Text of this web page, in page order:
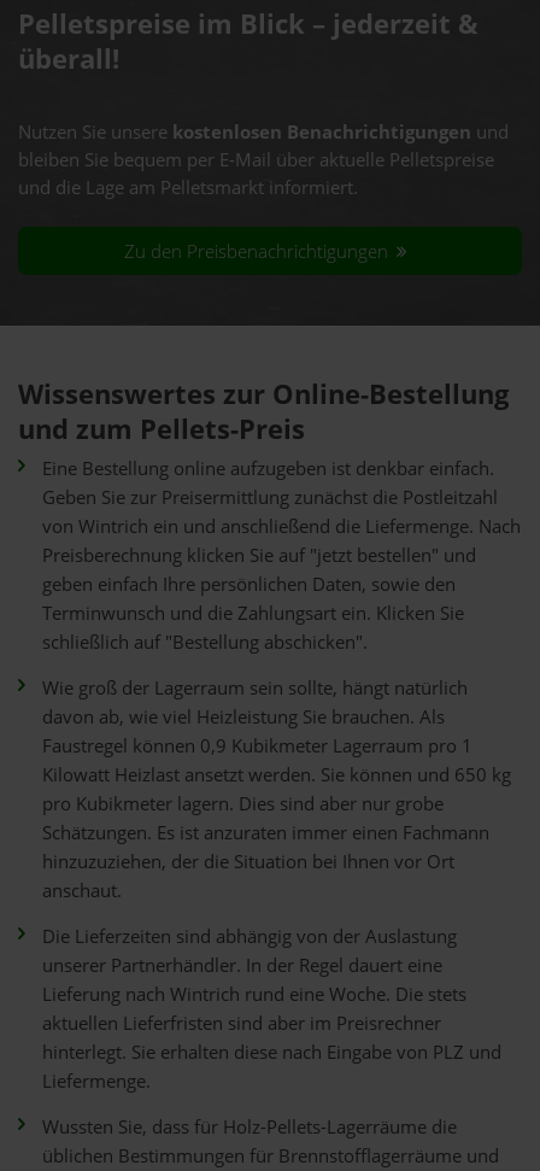
Pelletspreise im Blick – jederzeit &
überall!
Nutzen Sie unsere kostenlosen Benachrichtigungen und
bleiben Sie bequem per E-Mail über aktuelle Pelletspreise
und die Lage am Pelletsmarkt informiert.
Zu den Preisbenachrichtigungen
Wissenswertes zur Online-Bestellung
und zum Pellets-Preis
Eine Bestellung online aufzugeben ist denkbar einfach.
Geben Sie zur Preisermittlung zunächst die Postleitzahl
von Wintrich ein und anschließend die Liefermenge. Nach
Preisberechnung klicken Sie auf "jetzt bestellen" und
geben einfach Ihre persönlichen Daten, sowie den
Terminwunsch und die Zahlungsart ein. Klicken Sie
schließlich auf "Bestellung abschicken".
Wie groß der Lagerraum sein sollte, hängt natürlich
davon ab, wie viel Heizleistung Sie brauchen. Als
Faustregel können 0,9 Kubikmeter Lagerraum pro 1
Kilowatt Heizlast ansetzt werden. Sie können und 650 kg
pro Kubikmeter lagern. Dies sind aber nur grobe
Schätzungen. Es ist anzuraten immer einen Fachmann
hinzuzuziehen, der die Situation bei Ihnen vor Ort
anschaut.
Die Lieferzeiten sind abhängig von der Auslastung
unserer Partnerhändler. In der Regel dauert eine
Lieferung nach Wintrich rund eine Woche. Die stets
aktuellen Lieferfristen sind aber im Preisrechner
hinterlegt. Sie erhalten diese nach Eingabe von PLZ und
Liefermenge.
Wussten Sie, dass für Holz-Pellets-Lagerräume die
üblichen Bestimmungen für Brennstofflagerräume und